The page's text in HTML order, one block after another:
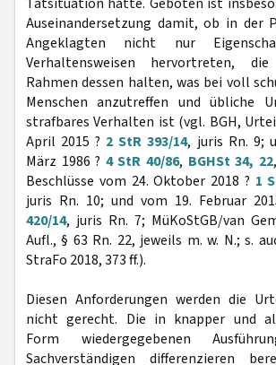
Auseinandersetzung damit, ob in der
Angeklagten nicht nur
Verhaltensweisen hervortreten,
Rahmen dessen halten, was bei voll
Menschen anzutreffen und übliche
strafbares Verhalten ist (vgl. BGH,
April 2015 ? 2 StR 393/14, juris Rn. 9;
März 1986 ? 4 StR 40/86, BGHSt 34, 22
Beschlüsse vom 24. Oktober 2018 ? 1
juris Rn. 10; und vom 19. Februar
420/14, juris Rn. 7; MüKoStGB/van
Aufl., § 63 Rn. 22, jeweils m. w. N.; s.
StraFo 2018, 373 ff.).
Diesen Anforderungen werden die
nicht gerecht. Die in knapper und
Form wiedergegebenen
Sachverständigen differenzieren